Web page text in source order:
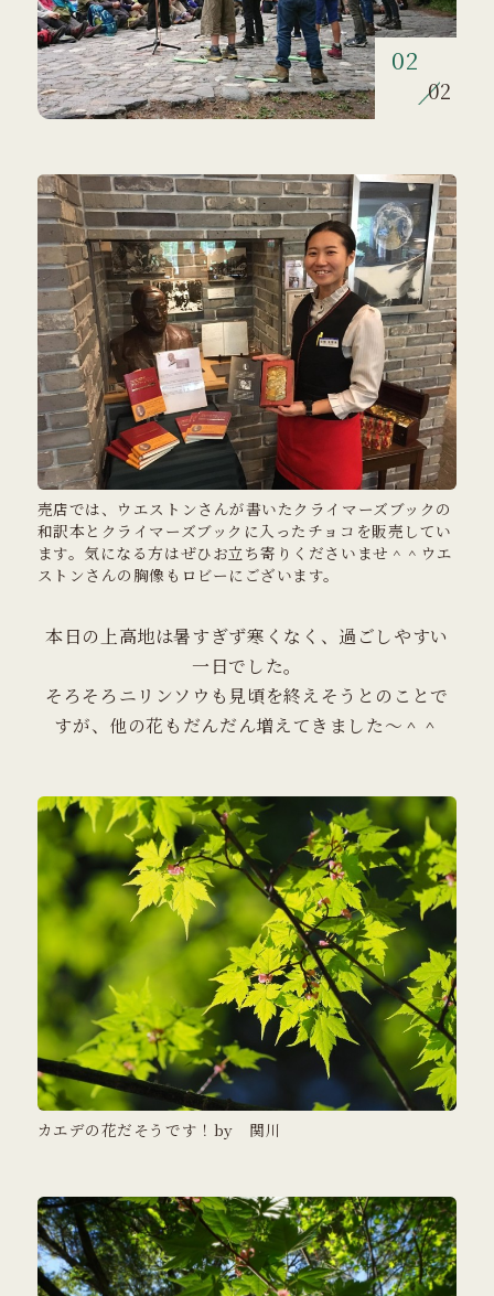
01
02
売店では、ウエストンさんが書いたクライマーズブックの
和訳本とクライマーズブックに入ったチョコを販売してい
ます。気になる方はぜひお立ち寄りくださいませ＾＾ウエ
ストンさんの胸像もロビーにございます。
本日の上高地は暑すぎず寒くなく、過ごしやすい
一日でした。
そろそろニリンソウも見頃を終えそうとのことで
すが、他の花もだんだん増えてきました～＾＾
カエデの花だそうです！by 関川